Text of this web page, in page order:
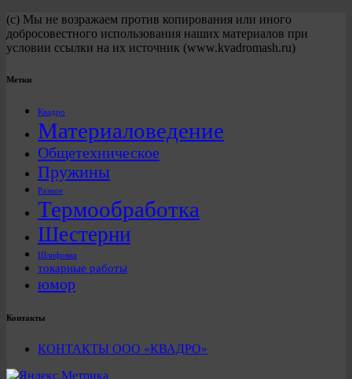
(с) Мы не возражаем против копирования или иного
добросовестного использования наших материалов при
условии ссылки на их источник (www.kvadromash.ru)
Метки
Квадро
Материаловедение
Общетехническое
Пружины
Разное
Термообработка
Шестерни
Шлифовка
токарные работы
юмор
Контакты
КОНТАКТЫ ООО «КВАДРО»